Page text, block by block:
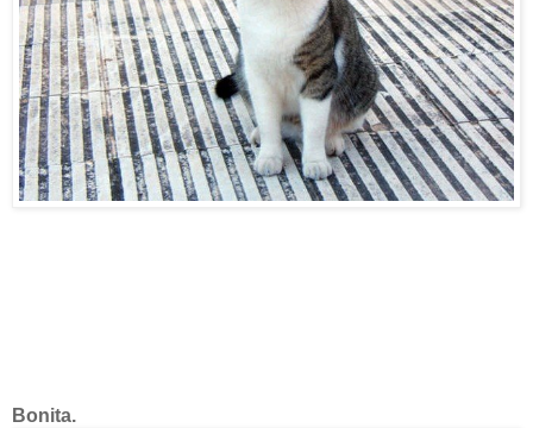
Bonita.